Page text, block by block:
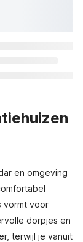
en omgeving
vormt voor
dorpjes en
terwijl je vanuit